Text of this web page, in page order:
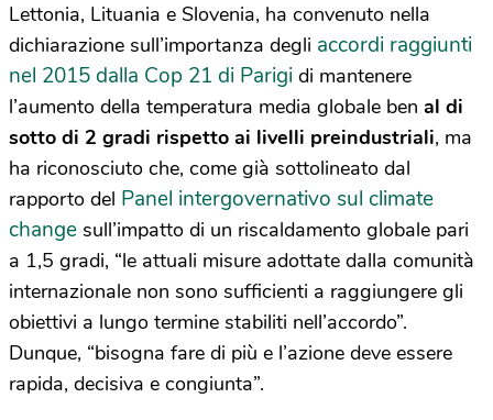
Lettonia, Lituania e Slovenia, ha convenuto nella
dichiarazione sull’importanza degli accordi raggiunti
nel 2015 dalla Cop 21 di Parigi di mantenere
l’aumento della temperatura media globale ben al di
sotto di 2 gradi rispetto ai livelli preindustriali, ma
ha riconosciuto che, come già sottolineato dal
rapporto del Panel intergovernativo sul climate
change sull’impatto di un riscaldamento globale pari
a 1,5 gradi, “le attuali misure adottate dalla comunità
internazionale non sono sufficienti a raggiungere gli
obiettivi a lungo termine stabiliti nell’accordo”.
Dunque, “bisogna fare di più e l’azione deve essere
rapida, decisiva e congiunta”.